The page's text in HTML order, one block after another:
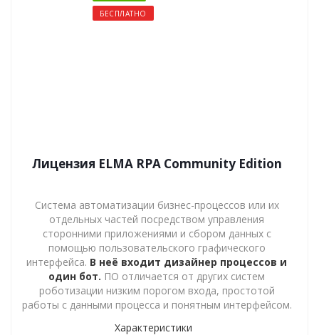
БЕСПЛАТНО
Лицензия ELMA RPA Community Edition
Система автоматизации бизнес-процессов или их
отдельных частей посредством управления
сторонними приложениями и сбором данных с
помощью пользовательского графического
интерфейса. В неё входит дизайнер процессов и
один бот. ПО отличается от других систем
роботизации низким порогом входа, простотой
работы с данными процесса и понятным интерфейсом.
Характеристики